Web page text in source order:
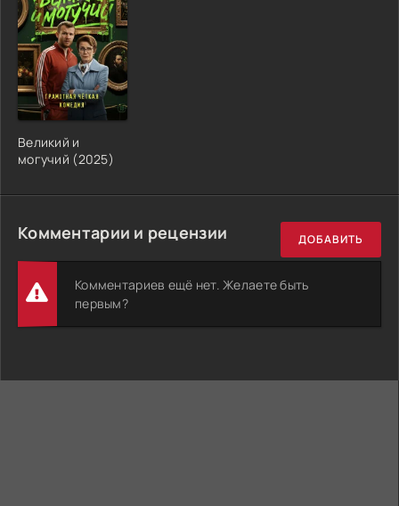
Великий и
могучий (2025)
Комментарии и рецензии ДОБАВИТЬ
Комментариев ещё нет. Желаете быть
первым?